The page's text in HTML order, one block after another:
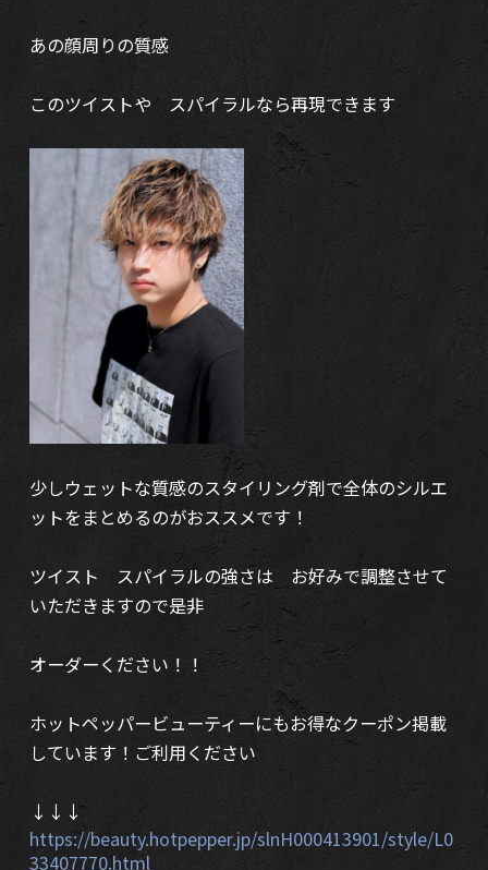
あの顔周りの質感
このツイストや スパイラルなら再現できます
少しウェットな質感のスタイリング剤で全体のシルエ
ットをまとめるのがおススメです！
ツイスト スパイラルの強さは お好みで調整させて
いただきますので是非
オーダーください！！
ホットペッパービューティーにもお得なクーポン掲載
しています！ご利用ください
↓↓↓
https://beauty.hotpepper.jp/slnH000413901/style/L0
33407770.html